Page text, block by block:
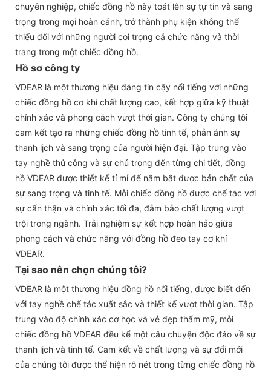
chuyên nghiệp, chiếc đồng hồ này toát lên sự tự tin và sang
trọng trong mọi hoàn cảnh, trở thành phụ kiện không thể
thiếu đối với những người coi trọng cả chức năng và thời
trang trong một chiếc đồng hồ.
Hồ sơ công ty
VDEAR là một thương hiệu đáng tin cậy nổi tiếng với những
chiếc đồng hồ cơ khí chất lượng cao, kết hợp giữa kỹ thuật
chính xác và phong cách vượt thời gian. Công ty chúng tôi
cam kết tạo ra những chiếc đồng hồ tinh tế, phản ánh sự
thanh lịch và sang trọng của người hiện đại. Tập trung vào
tay nghề thủ công và sự chú trọng đến từng chi tiết, đồng
hồ VDEAR được thiết kế tỉ mỉ để nắm bắt được bản chất của
sự sang trọng và tinh tế. Mỗi chiếc đồng hồ được chế tác với
sự cẩn thận và chính xác tối đa, đảm bảo chất lượng vượt
trội trong ngành. Trải nghiệm sự kết hợp hoàn hảo giữa
phong cách và chức năng với đồng hồ đeo tay cơ khí
VDEAR.
Tại sao nên chọn chúng tôi?
VDEAR là một thương hiệu đồng hồ nổi tiếng, được biết đến
với tay nghề chế tác xuất sắc và thiết kế vượt thời gian. Tập
trung vào độ chính xác cơ học và vẻ đẹp thẩm mỹ, mỗi
chiếc đồng hồ VDEAR đều kể một câu chuyện độc đáo về sự
thanh lịch và tinh tế. Cam kết về chất lượng và sự đổi mới
của chúng tôi được thể hiện rõ nét trong từng chiếc đồng hồ